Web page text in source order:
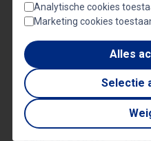
Workshop: Stress
voorkomen
Onderwerpen
Analytische cookies
Marketing cookies
Alles
Selectie